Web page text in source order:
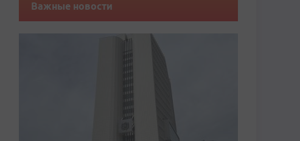
Важные новости